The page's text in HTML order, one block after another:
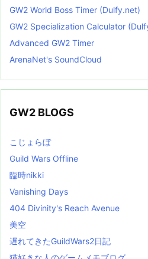
GW2 World Boss Timer (Dulfy.net)
GW2 Specialization Calculator
Advanced GW2 Timer
ArenaNet's SoundCloud
GW2 BLOGS
こじょらぼ
Guild Wars Offline
臨時nikki
Vanishing Days
404 Divinity's Reach Avenue
美空
遅れてきたGuildWars2日記